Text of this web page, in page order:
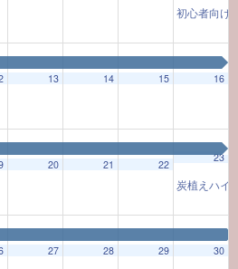
初心者向け
13 14 15 16
20 21 22
23
炭植えハイ
27 28 29 30